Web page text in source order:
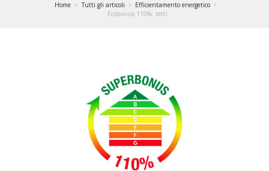
Home Tutti gli articoli
Efficientamento energetico
Ecobonus 110%: tetti